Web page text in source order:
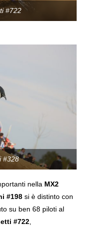
#722
#328
nella MX2
#198 si è distinto con
su ben 68 piloti al
#722